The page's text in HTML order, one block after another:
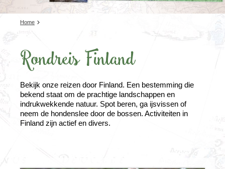
Home
Rondreis Finland
Bekijk onze reizen door Finland. Een bestemming die
bekend staat om de prachtige landschappen en
indrukwekkende natuur. Spot beren, ga ijsvissen of
neem de hondenslee door de bossen. Activiteiten in
Finland zijn actief en divers.